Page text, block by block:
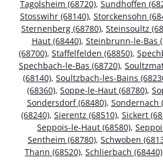
Tagolsheim (68720), Sundhoffen
Stosswihr (68140), Storckensohn
Sternenberg (68780), Steinsoultz
Haut (68440), Steinbrunn-le-Bas
(68700), Staffelfelden (68850),
Spechbach-le-Bas (68720),
(68140), Soultzbach-les-Bains
(68360), Soppe-le-Haut (68780),
Sondersdorf (68480), Sondernach
(68240), Sierentz (68510), Sickert
Seppois-le-Haut (68580),
Sentheim (68780), Schwoben
Thann (68520), Schlierbach (68440)